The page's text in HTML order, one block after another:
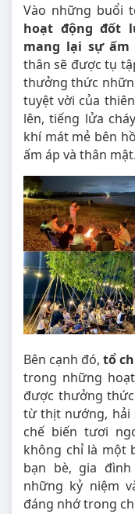
Vào những buổi
hoạt động đốt
mang lại sự
thân sẽ được tụ
thưởng thức
tuyệt vời của
lên, tiếng lửa
khí mát mẻ bên
ấm áp và thân mật.
Bên cạnh đó, tổ
trong những
được thưởng
từ thịt nướng, hải
chế biến tươi
không chỉ là một
bạn bè, gia
những kỷ niệm
đáng nhớ trong